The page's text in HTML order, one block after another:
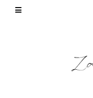
This site uses
quality of service,
to detect and